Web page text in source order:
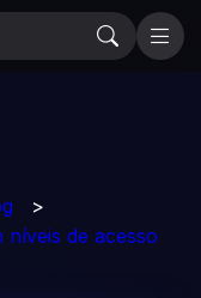
>
níveis de acesso